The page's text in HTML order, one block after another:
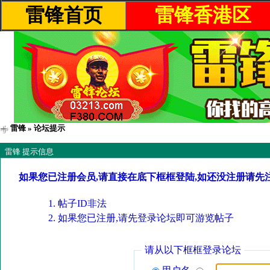
雷锋首页 雷锋香港区
雷锋 » 论坛提示
雷锋 提示信息
如果您已注册会员,请直接在底下框框登陆,如还没注册请先
帖子ID非法
如果您已注册,请先登录论坛即可游览帖子
请从以下框框登录论坛